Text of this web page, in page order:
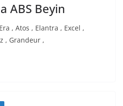
ABS Beyin
, Atos , Elantra , Excel ,
, Grandeur ,